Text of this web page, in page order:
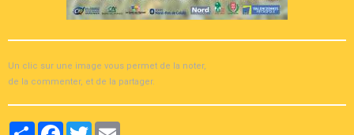
Un clic sur une image vous permet de la noter,
de la commenter, et de la partager.
PartagerFacebook
Twitter